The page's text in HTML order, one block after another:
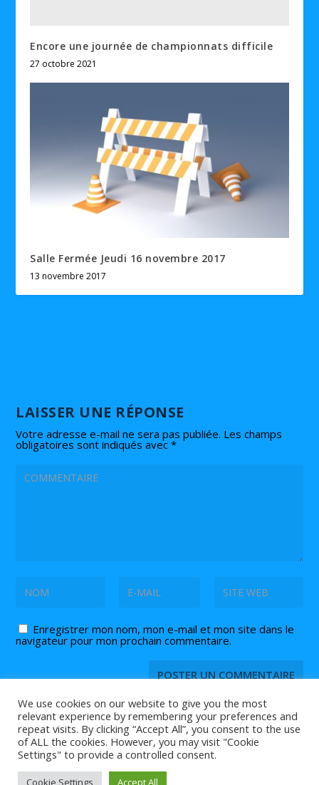
Encore une journée de championnats difficile
27 octobre 2021
Salle Fermée Jeudi 16 novembre 2017
13 novembre 2017
LAISSER UNE RÉPONSE
Votre adresse e-mail ne sera pas publiée. Les champs
obligatoires sont indiqués avec*
Enregistrer mon nom, mon e-mail et mon site dans le
navigateur pour mon prochain commentaire.
© 2026 Tout ce que vous devez savoir sur letennis de table
leping pongest sur Tennis2Table.
Agenda |
Contact |
We use cookies on our website to give you the most
relevant experience by remembering your preferences and
repeat visits. By clicking “Accept All”, you consent to the use
of ALL the cookies. However, you may visit "Cookie
Settings" to provide a controlled consent.
Cookie Settings Accept All